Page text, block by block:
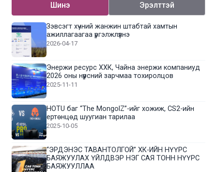
Шинэ Эрэлттэй
Зэвсэгт хүчний жанжин штабтай хамтын
ажиллагаагаа үргэлжлүүлнэ
2026-04-17
Энержи ресурс ХХК, Чайна энержи компаниуд
2026 оны нүүрсний зарчмаа тохиролцов
2025-11-11
HOTU баг “The MongolZ”-ийг хожиж, CS2-ийн
ертөнцөд шуугиан тарилаа
2025-10-05
“ЭРДЭНЭС ТАВАНТОЛГОЙ” ХК-ИЙН НҮҮРС
БАЯЖУУЛАХ ҮЙЛДВЭР НЭГ САЯ ТОНН НҮҮРС
БАЯЖУУЛЛАА